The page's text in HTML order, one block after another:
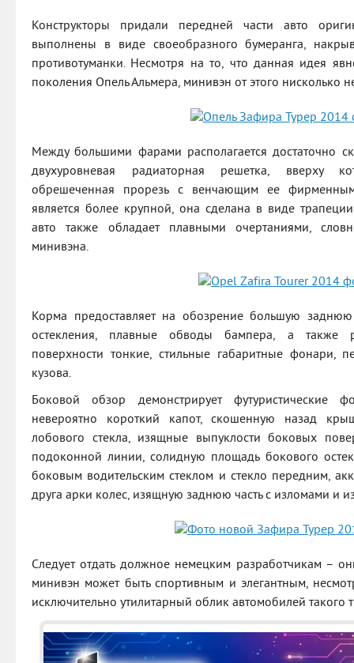
Конструкторы придали передней части авто
выполнены в виде своеобразного бумеранга,
противотуманки. Несмотря на то, что данная идея
поколения Опель Альмера, минивэн от этого нисколько
Между большими фарами располагается достаточно
двухуровневая радиаторная решетка, вверху
обрешеченная прорезь с венчающим ее
является более крупной, она сделана в виде
авто также обладает плавными очертаниями,
минивэна.
Корма предоставляет на обозрение большую
остекления, плавные обводы бампера, а также
поверхности тонкие, стильные габаритные фонари,
кузова.
Боковой обзор демонстрирует
невероятно короткий капот, скошенную назад
лобового стекла, изящные выпуклости боковых
подоконной линии, солидную площадь бокового
боковым водительским стеклом и стекло передним,
друга арки колес, изящную заднюю часть с изломами и
Следует отдать должное немецким разработчикам –
минивэн может быть спортивным и элегантным,
исключительно утилитарный облик автомобилей такого